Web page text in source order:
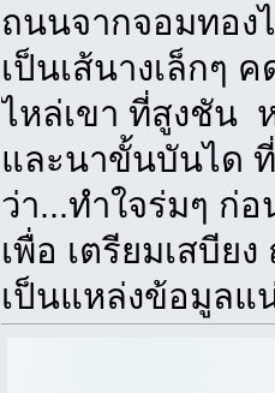
ถนนจากจอมทอง
เป็นเส้นางเล็กๆ
ไหล่เขา ที่สูงชัน
และนาขั้นบันได ที่
ว่า...ทำใจร่มๆ ก่
เพื่อ เตรียมเสบีย
เป็นแหล่งข้อมูลแ